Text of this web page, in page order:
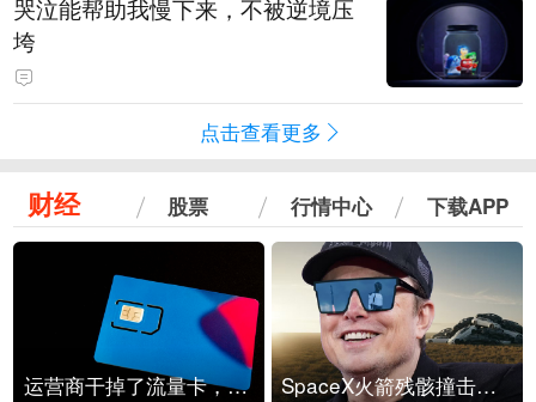
哭泣能帮助我慢下来，不被逆境压
垮
点击查看更多
财经 股票 行情中心 下载APP
运营商干掉了流量卡，他们真的玩不起了 SpaceX火箭残骸撞击月球